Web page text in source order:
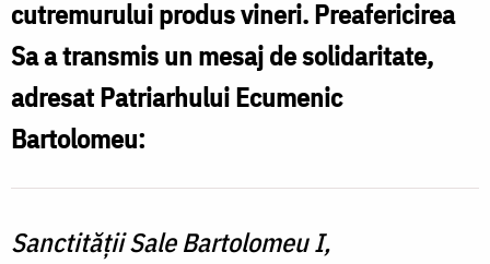
cutremurului produs vineri. Preafericirea
Sa a transmis un mesaj de solidaritate,
adresat Patriarhului Ecumenic
Bartolomeu:
Sanctităţii Sale Bartolomeu I,